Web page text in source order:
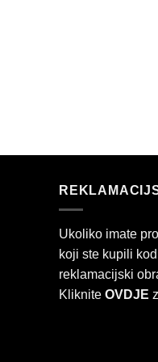
Ukoliko imate
koji ste kupili
reklamacijski
Kliknite OVDJE